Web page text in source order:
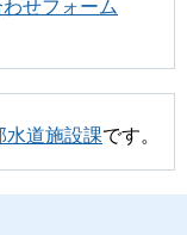
せフォーム
水道施設課です。